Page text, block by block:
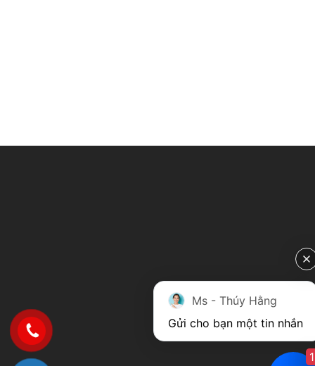
Ms - Thúy Hằng
Gửi cho bạn một tin nhắn
1